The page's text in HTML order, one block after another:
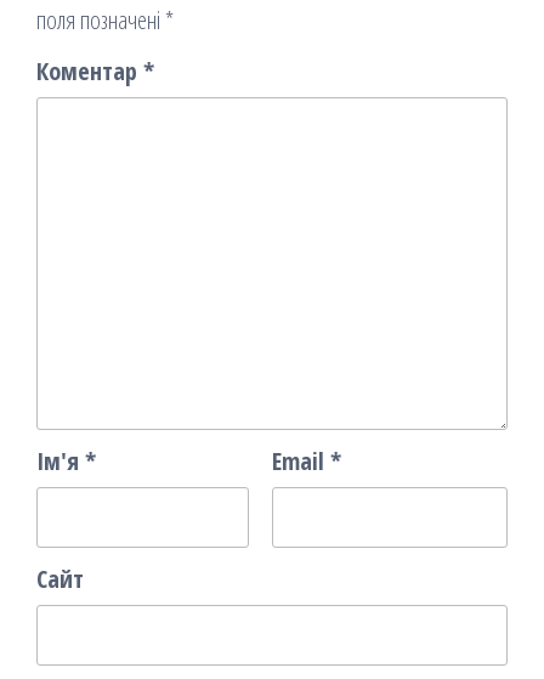
поля позначені *
Коментар *
Ім'я * Email *
Сайт